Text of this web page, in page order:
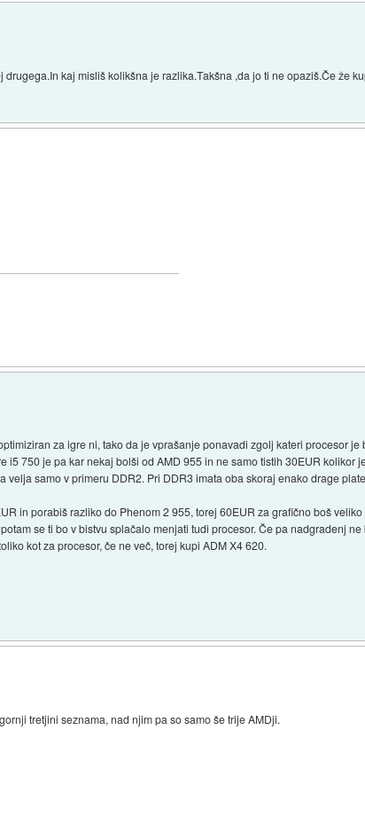
kaj misliš kolikšna je razlika.Takšna ,da jo ti ne opaziš.Če že
za igre ni, tako da je vprašanje ponavadi zgolj kateri procesor
i5 750 je pa kar nekaj bolši od AMD 955 in ne samo tistih 30EUR kolikor
velja samo v primeru DDR2. Pri DDR3 imata oba skoraj enako drage
in porabiš razliko do Phenom 2 955, torej 60EUR za grafično boš
se ti bo v bistvu splačalo menjati tudi procesor. Če pa nadgradenj
kot za procesor, če ne več, torej kupi ADM X4 620.
tretjini seznama, nad njim pa so samo še trije AMDji.